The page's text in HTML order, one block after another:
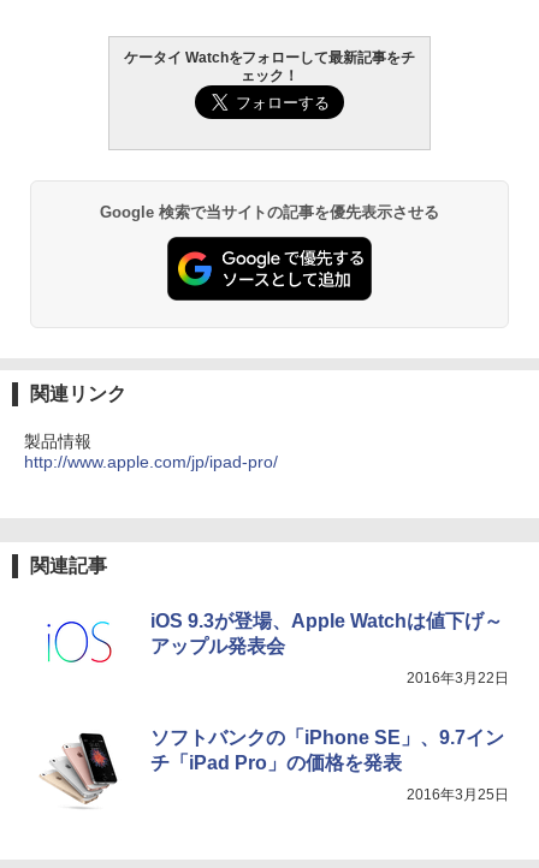
ケータイ Watchをフォローして最新記事をチ
ェック！
Google 検索で当サイトの記事を優先表示させる
関連リンク
製品情報
http://www.apple.com/jp/ipad-pro/
関連記事
iOS 9.3が登場、Apple Watchは値下げ～
アップル発表会
2016年3月22日
ソフトバンクの「iPhone SE」、9.7イン
チ「iPad Pro」の価格を発表
2016年3月25日